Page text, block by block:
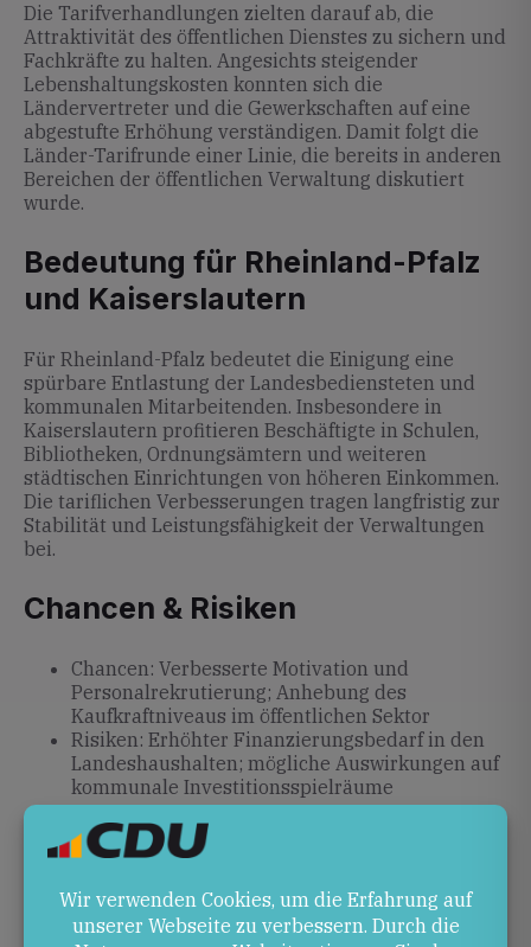
Die Tarifverhandlungen zielten darauf ab, die
Attraktivität des öffentlichen Dienstes zu sichern und
Fachkräfte zu halten. Angesichts steigender
Lebenshaltungskosten konnten sich die
Ländervertreter und die Gewerkschaften auf eine
abgestufte Erhöhung verständigen. Damit folgt die
Länder-Tarifrunde einer Linie, die bereits in anderen
Bereichen der öffentlichen Verwaltung diskutiert
wurde.
Bedeutung für Rheinland-Pfalz
und Kaiserslautern
Für Rheinland-Pfalz bedeutet die Einigung eine
spürbare Entlastung der Landesbediensteten und
kommunalen Mitarbeitenden. Insbesondere in
Kaiserslautern profitieren Beschäftigte in Schulen,
Bibliotheken, Ordnungsämtern und weiteren
städtischen Einrichtungen von höheren Einkommen.
Die tariflichen Verbesserungen tragen langfristig zur
Stabilität und Leistungsfähigkeit der Verwaltungen
bei.
Chancen & Risiken
Chancen: Verbesserte Motivation und
Personalrekrutierung; Anhebung des
Kaufkraftniveaus im öffentlichen Sektor
Risiken: Erhöhter Finanzierungsbedarf in den
Landeshaushalten; mögliche Auswirkungen auf
kommunale Investitionsspielräume
Ausblick
Die erste Erhöhung tritt am 1. April 2026 in Kraft, die
weiteren Stufen folgen Anfang 2027 und 2028. In